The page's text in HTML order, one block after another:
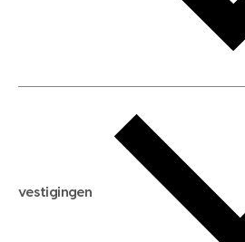
aankoopadvies
verkoopadvies
hypotheekadvies
hypotheek berekenen
maximale hypotheek berekenen
hypotheek bespaarcheck
gratis zoekprofiel aanmaken
vestigingen